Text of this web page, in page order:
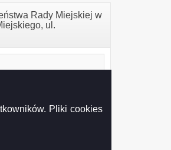
Pliki cookies
Rady Miejskiej w
ul.
roku w godz. od 15:15 do